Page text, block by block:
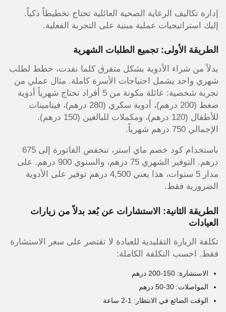
إدارة تكاليف الرعاية الصحية العائلية تحتاج تخطيطاً ذكياً.
إليك استراتيجيات عملية مبنية على التجربة الفعلية.
الطريقة الأولى: تجميع الطلبات الشهرية
بدلاً من شراء الأدوية بشكل متفرق كلما نفدت، خطط لطلب
شهري واحد يشمل احتياجات الأسرة كاملة. مثال عملي من
تجربة شخصية: عائلة مكونة من 5 أفراد تحتاج شهرياً أدوية
ضغط (200 درهم)، أدوية سكري (280 درهم)، فيتامينات
للأطفال (120 درهم)، ومكملات للبالغين (150 درهم).
الإجمالي 750 درهم شهرياً.
باستخدام كود خصم ماي استر، تنخفض الفاتورة إلى 675
درهم. التوفير الشهري 75 درهم، والسنوي 900 درهم. على
مدار 5 سنوات، هذا يعني 4,500 درهم توفير على الأدوية
الضرورية فقط.
الطريقة الثانية: الاستشارات عن بُعد بدلاً من زيارات
العيادات
تكلفة الزيارة التقليدية للعيادة لا تقتصر على سعر الاستشارة
فقط. احسب التكلفة الكاملة:
الاستشارة: 150-200 درهم
المواصلات: 30-50 درهم
الوقت الضائع في الانتظار: 1-2 ساعة